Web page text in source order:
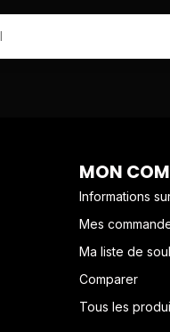
MON
Informations
Mes
Ma liste de
Comparer
Tous les